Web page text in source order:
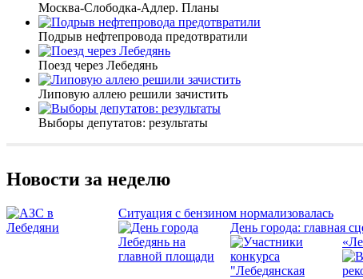
Москва-Слободка-Адлер. Планы
Подрыв нефтепровода предотвратили
Поезд через Лебедянь
Липовую аллею решили зачистить
Выборы депутатов: результаты
Новости за неделю
Ситуация с бензином нормализовалась
День города: главная